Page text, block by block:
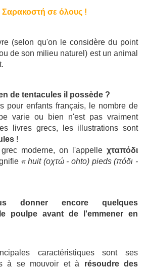
Σαρακοστή σε όλους !
(selon qu'on le considère du point
de son milieu naturel) est un animal
de tentacules il possède ?
pour enfants français, le nombre de
varie ou bien n'est pas vraiment
livres grecs, les illustrations sont
!
moderne, on l'appelle χταπόδι
« huit (οχτώ - ohto) pieds (πόδι -
donner encore quelques
poulpe avant de l'emmener en
caractéristiques sont ses
à se mouvoir et à résoudre des